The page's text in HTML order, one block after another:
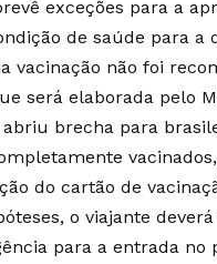
exceções para a
de saúde para a
vacinação não foi
será elaborada pelo
brecha para
do cartão de
o viajante
para a entrada